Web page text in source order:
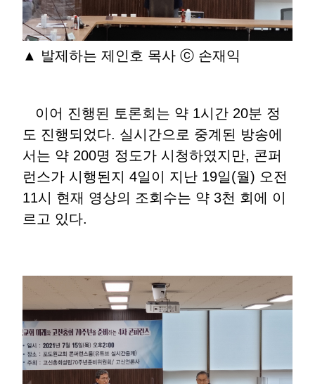
▲ 발제하는 제인호 목사 ⓒ 손재익
이어 진행된 토론회는 약 1시간 20분 정
도 진행되었다. 실시간으로 중계된 방송에
서는 약 200명 정도가 시청하였지만, 콘퍼
런스가 시행된지 4일이 지난 19일(월) 오전
11시 현재 영상의 조회수는 약 3천 회에 이
르고 있다.